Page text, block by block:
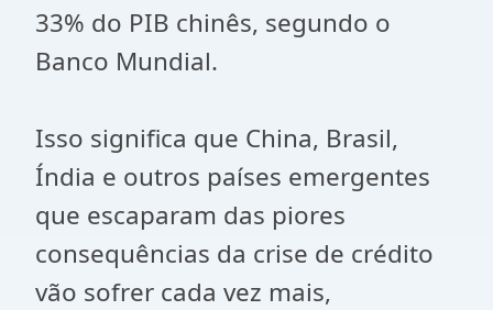
33% do PIB chinês, segundo o
Banco Mundial.
Isso significa que China, Brasil,
Índia e outros países emergentes
que escaparam das piores
consequências da crise de crédito
vão sofrer cada vez mais,